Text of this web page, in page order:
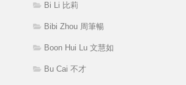
Bi Li 比莉
Bibi Zhou 周筆暢
Boon Hui Lu 文慧如
Bu Cai 不才